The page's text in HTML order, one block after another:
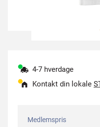
4-7 hverdage
Kontakt din lokale
Medlemspris